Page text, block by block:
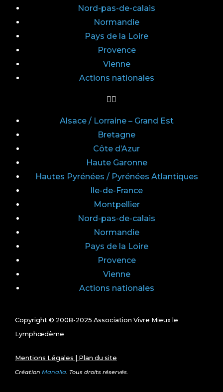
Copyright © 2008-2025 Association Vivre Mieux le
Lymphœdème
Mentions Légales Plan du site
Création Manalia. Tous droits réservés.
Nord-pas-de-calais
Normandie
Pays de la Loire
Provence
Vienne
Actions nationales
Alsace / Lorraine – Grand Est
Bretagne
Côte d’Azur
Haute Garonne
Hautes Pyrénées / Pyrénées Atlantiques
Ile-de-France
Montpellier
Nord-pas-de-calais
Normandie
Pays de la Loire
Provence
Vienne
Actions nationales